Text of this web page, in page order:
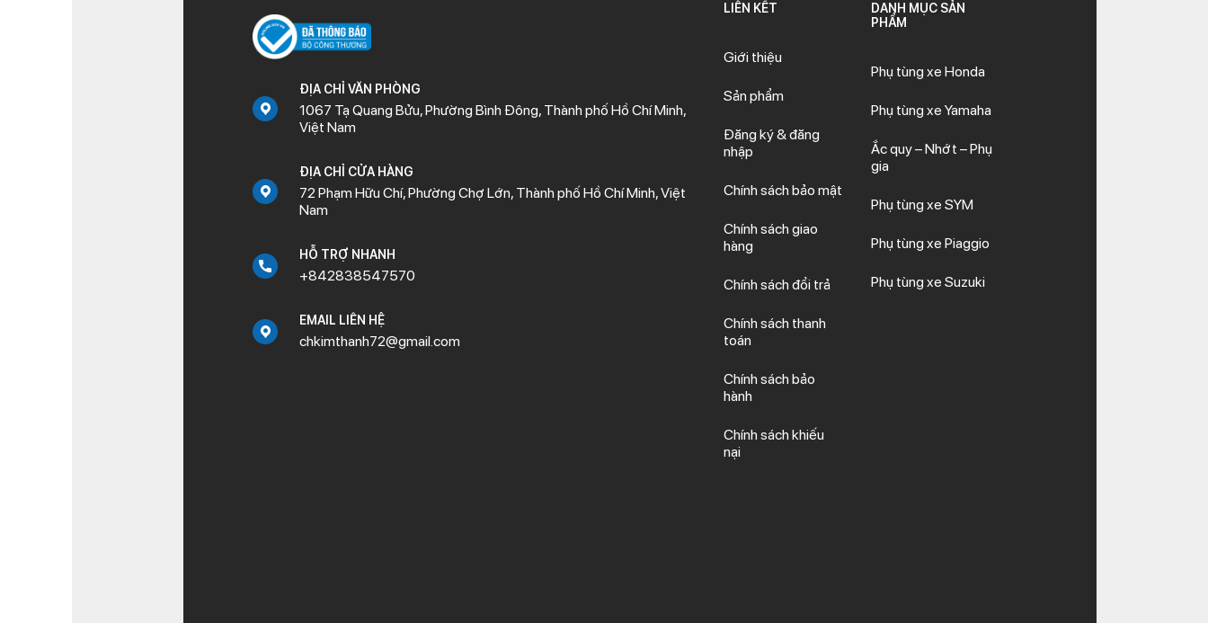
ĐỊA CHỈ VĂN PHÒNG
1067 Tạ Quang Bửu, Phường Bình Đông, Thành phố Hồ Chí Minh,
Việt Nam
ĐỊA CHỈ CỬA HÀNG
72 Phạm Hữu Chí, Phường Chợ Lớn, Thành phố Hồ Chí Minh, Việt
Nam
HỖ TRỢ NHANH
+842838547570
EMAIL LIÊN HỆ
chkimthanh72@gmail.com
LIÊN KẾT
Giới thiệu
Sản phẩm
Đăng ký & đăng
nhập
Chính sách bảo mật
Chính sách giao
hàng
Chính sách đổi trả
Chính sách thanh
toán
Chính sách bảo
hành
Chính sách khiếu
nại
DANH MỤC SẢN
PHẨM
Phụ tùng xe Honda
Phụ tùng xe Yamaha
Ắc quy – Nhớt – Phụ
gia
Phụ tùng xe SYM
Phụ tùng xe Piaggio
Phụ tùng xe Suzuki